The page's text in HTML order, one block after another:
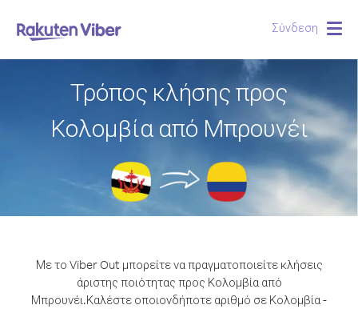
Σύνδεση
Τρόπος κλήσης προς
Κολομβία από Μπρουνέι
Με το Viber Out μπορείτε να πραγματοποιείτε κλήσεις
άριστης ποιότητας προς Κολομβία από
Μπρουνέι.Καλέστε οποιονδήποτε αριθμό σε Κολομβία -